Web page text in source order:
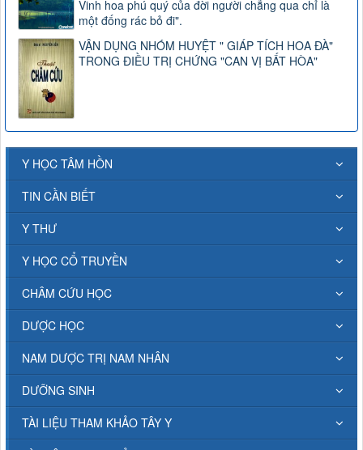
Vinh hoa phú quý của đời người chẳng qua chỉ là
một đống rác bỏ đi".
VẬN DỤNG NHÓM HUYỆT " GIÁP TÍCH HOA ĐÀ"
TRONG ĐIỀU TRỊ CHỨNG "CAN VỊ BẤT HÒA"
Y HỌC TÂM HỒN
TIN CẦN BIẾT
Y THƯ
Y HỌC CỔ TRUYỀN
CHÂM CỨU HỌC
DƯỢC HỌC
NAM DƯỢC TRỊ NAM NHÂN
DƯỠNG SINH
TÀI LIỆU THAM KHẢO TÂY Y